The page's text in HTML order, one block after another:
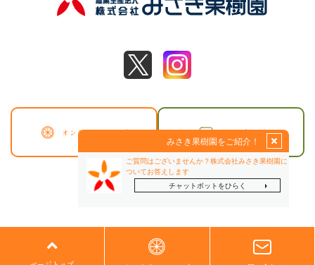
オンラインショップ お問い合わせ
© 2024 株式会社みさき果樹園